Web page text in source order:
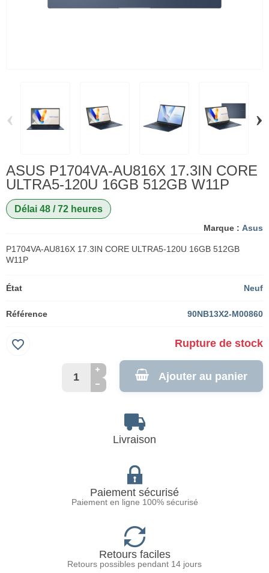
‹ ›
ASUS P1704VA-AU816X 17.3IN CORE
ULTRA5-120U 16GB 512GB W11P
Délai 48 / 72 heures
Marque : Asus
P1704VA-AU816X 17.3IN CORE ULTRA5-120U 16GB 512GB
W11P
État Neuf
Référence 90NB13X2-M00860
Rupture de stock
Ajouter au panier
favorite_border
Livraison
Paiement sécurisé
Paiement en ligne 100% sécurisé
Retours faciles
Retours possibles pendant 14 jours